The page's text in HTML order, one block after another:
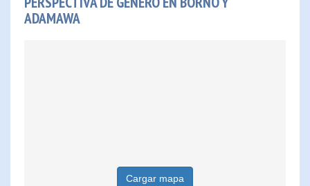
ADAMAWA
Cargar mapa